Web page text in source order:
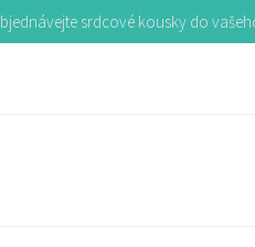
srdcové kousky do